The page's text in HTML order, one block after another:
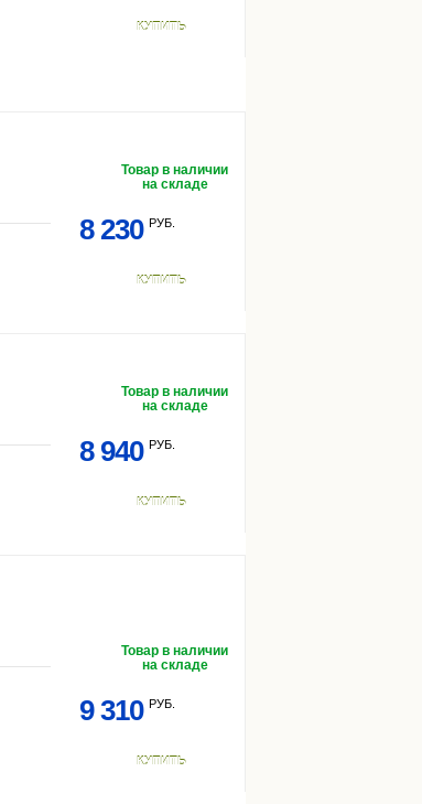
КУПИТЬ
Товар в наличии
на складе
8 230 РУБ.
КУПИТЬ
Товар в наличии
на складе
8 940 РУБ.
КУПИТЬ
Товар в наличии
на складе
9 310 РУБ.
КУПИТЬ